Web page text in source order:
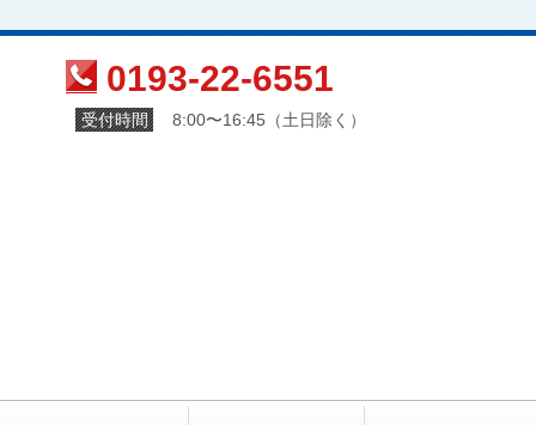
0193-22-6551
受付時間 8:00〜16:45（土日除く）